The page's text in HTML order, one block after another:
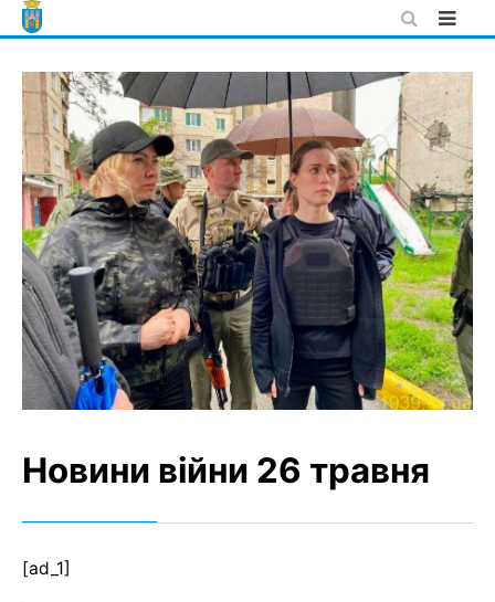
Skip
to
Новини війни 26 травня
[ad_1]